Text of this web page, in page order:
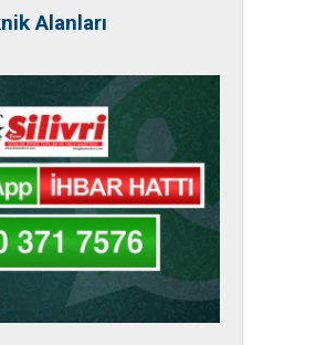
Alanları